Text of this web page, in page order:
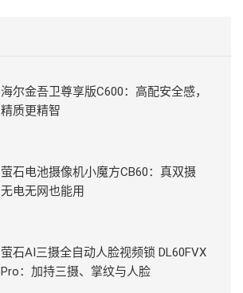
海尔金吾卫尊享版C600：高配安全感，
精质更精智
萤石电池摄像机小魔方CB60：真双摄
无电无网也能用
萤石AI三摄全自动人脸视频锁 DL60FVX
Pro：加持三摄、掌纹与人脸